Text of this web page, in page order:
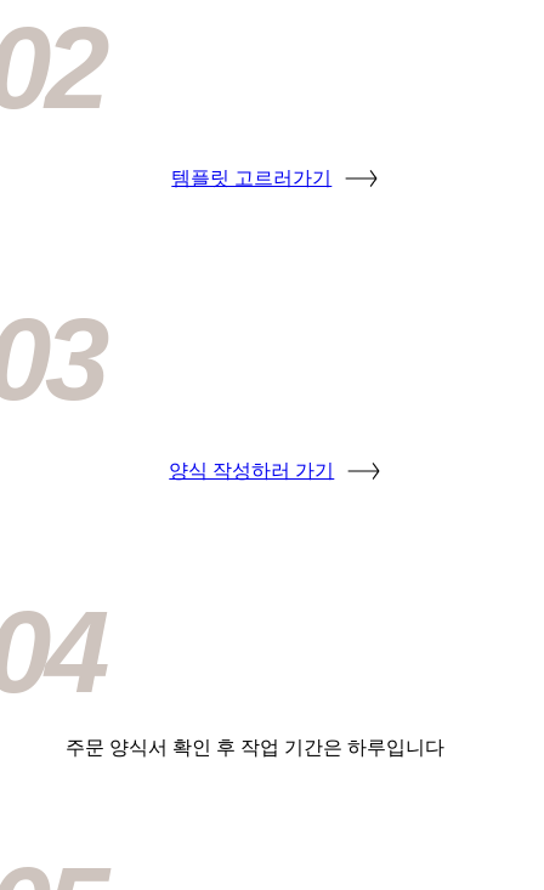
템플릿 고르러가기
양식 작성하러 가기
주문 양식서 확인 후 작업 기간은 하루입니다